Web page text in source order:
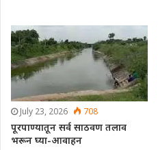
July 23, 2026 708
पूरपाण्यातून सर्व साठवण तलाव
भरून घ्या-आवाहन